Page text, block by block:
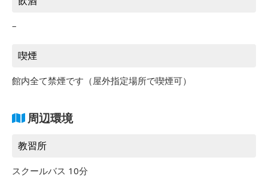
–
喫煙
館内全て禁煙です（屋外指定場所で喫煙可）
周辺環境
教習所
スクールバス 10分